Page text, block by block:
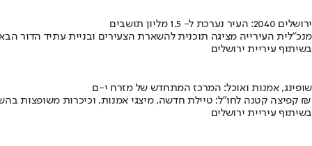
ירושלים 2040: העיר נערכת ל- 1.5 מליון תושבים
מנכ"לית העירייה מציגה תוכנית להשארת הצעירים ובניית עתיד הדור
בשיתוף עיריית ירושלים
שופינג, אמנות ואוכל: המרכז המתחדש של מזרח י-ם
קפיצה קטנה לחו"ל: טיילת חדשה, מיצגי אמנות, וכיכרות משופצות בהשקעה של 100 מיליון ₪
בשיתוף עיריית ירושלים